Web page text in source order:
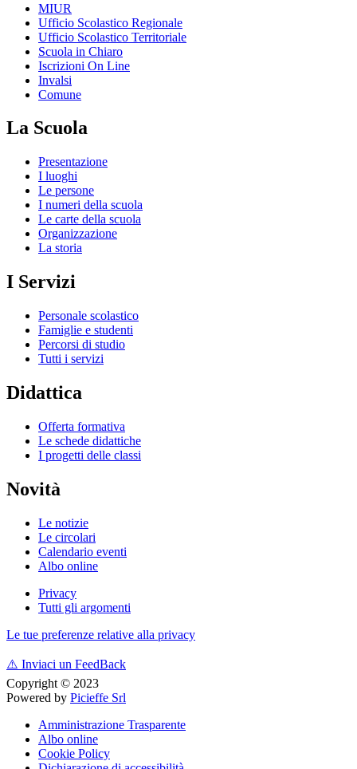
MIUR
Ufficio Scolastico Regionale
Ufficio Scolastico Territoriale
Scuola in Chiaro
Iscrizioni On Line
Invalsi
Comune
La Scuola
Presentazione
I luoghi
Le persone
I numeri della scuola
Le carte della scuola
Organizzazione
La storia
I Servizi
Personale scolastico
Famiglie e studenti
Percorsi di studio
Tutti i servizi
Didattica
Offerta formativa
Le schede didattiche
I progetti delle classi
Novità
Le notizie
Le circolari
Calendario eventi
Albo online
Privacy
Tutti gli argomenti
Le tue preferenze relative alla privacy
⚠️ Inviaci un FeedBack
Copyright © 2023
Powered by Picieffe Srl
Amministrazione Trasparente
Albo online
Cookie Policy